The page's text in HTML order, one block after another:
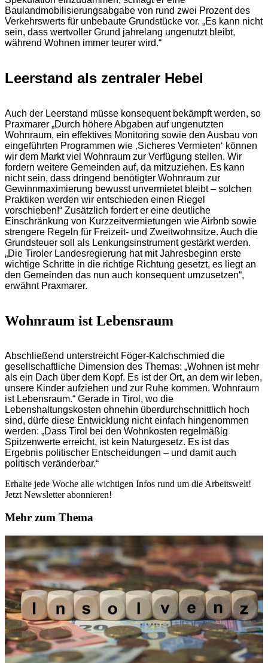
Baulandmobilisierungsabgabe von rund zwei Prozent des
Verkehrswerts für unbebaute Grundstücke vor. „Es kann nicht
sein, dass wertvoller Grund jahrelang ungenutzt bleibt,
während Wohnen immer teurer wird.“
Leerstand als zentraler Hebel
Auch der Leerstand müsse konsequent bekämpft werden, so
Praxmarer „Durch höhere Abgaben auf ungenutzten
Wohnraum, ein effektives Monitoring sowie den Ausbau von
eingeführten Programmen wie ‚Sicheres Vermieten‘ können
wir dem Markt viel Wohnraum zur Verfügung stellen. Wir
fordern weitere Gemeinden auf, da mitzuziehen. Es kann
nicht sein, dass dringend benötigter Wohnraum zur
Gewinnmaximierung bewusst unvermietet bleibt – solchen
Praktiken werden wir entschieden einen Riegel
vorschieben!“ Zusätzlich fordert er eine deutliche
Einschränkung von Kurzzeitvermietungen wie Airbnb sowie
strengere Regeln für Freizeit- und Zweitwohnsitze. Auch die
Grundsteuer soll als Lenkungsinstrument gestärkt werden.
„Die Tiroler Landesregierung hat mit Jahresbeginn erste
wichtige Schritte in die richtige Richtung gesetzt, es liegt an
den Gemeinden das nun auch konsequent umzusetzen“,
erwähnt Praxmarer.
Wohnraum ist Lebensraum
Abschließend unterstreicht Föger-Kalchschmied die
gesellschaftliche Dimension des Themas: „Wohnen ist mehr
als ein Dach über dem Kopf. Es ist der Ort, an dem wir leben,
unsere Kinder aufziehen und zur Ruhe kommen. Wohnraum
ist Lebensraum.“ Gerade in Tirol, wo die
Lebenshaltungskosten ohnehin überdurchschnittlich hoch
sind, dürfe diese Entwicklung nicht einfach hingenommen
werden: „Dass Tirol bei den Wohnkosten regelmäßig
Spitzenwerte erreicht, ist kein Naturgesetz. Es ist das
Ergebnis politischer Entscheidungen – und damit auch
politisch veränderbar.“
Erhalte jede Woche alle wichtigen Infos rund um die Arbeitswelt!
Jetzt Newsletter abonnieren!
Mehr zum Thema